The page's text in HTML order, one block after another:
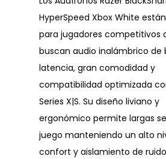
HyperSpeed Xbox White
para jugadores competitivos
buscan audio inalámbrico de
latencia, gran comodidad y
compatibilidad optimizada
Series X|S. Su diseño liviano y
ergonómico permite largas
juego manteniendo un alto
confort y aislamiento de